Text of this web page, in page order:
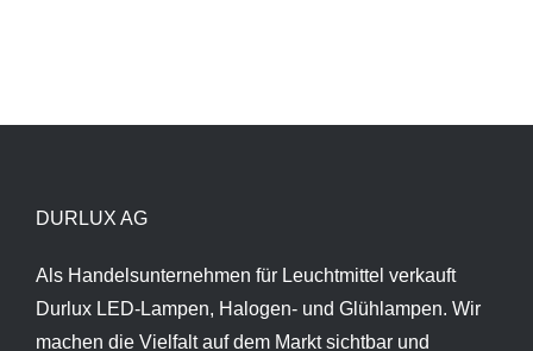
DURLUX AG
Als Handelsunternehmen für Leuchtmittel verkauft
Durlux LED-Lampen, Halogen- und Glühlampen. Wir
machen die Vielfalt auf dem Markt sichtbar und